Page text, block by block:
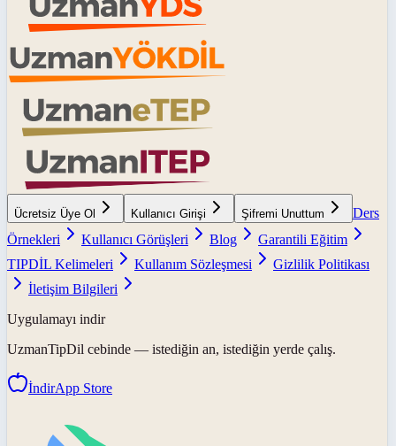
Ücretsiz Üye Ol Kullanıcı Girişi Şifremi Unuttum
Ders
Örnekleri
Kullanıcı Görüşleri Blog
Garantili Eğitim
TIPDİL Kelimeleri
Kullanım Sözleşmesi
Gizlilik Politikası
İletişim Bilgileri
Uygulamayı indir
UzmanTipDil cebinde — istediğin an, istediğin yerde çalış.
İndirApp Store